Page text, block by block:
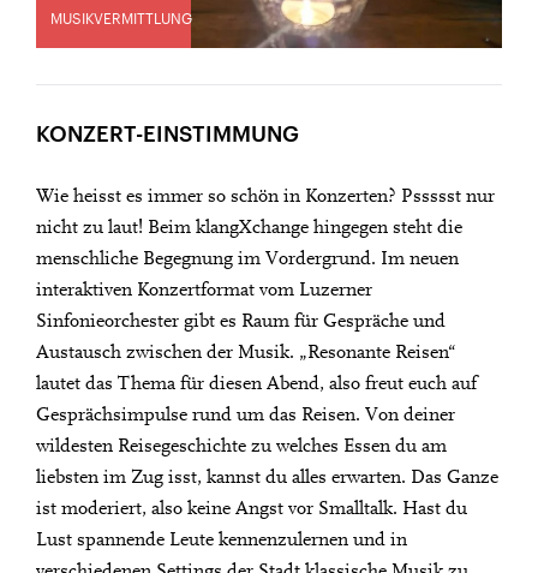
MUSIKVERMITTLUNG
KONZERT-EINSTIMMUNG
Wie heisst es immer so schön in Konzerten? Pssssst nur
nicht zu laut! Beim klangXchange hingegen steht die
menschliche Begegnung im Vordergrund. Im neuen
interaktiven Konzertformat vom Luzerner
Sinfonieorchester gibt es Raum für Gespräche und
Austausch zwischen der Musik. „Resonante Reisen“
lautet das Thema für diesen Abend, also freut euch auf
Gesprächsimpulse rund um das Reisen. Von deiner
wildesten Reisegeschichte zu welches Essen du am
liebsten im Zug isst, kannst du alles erwarten. Das Ganze
ist moderiert, also keine Angst vor Smalltalk. Hast du
Lust spannende Leute kennenzulernen und in